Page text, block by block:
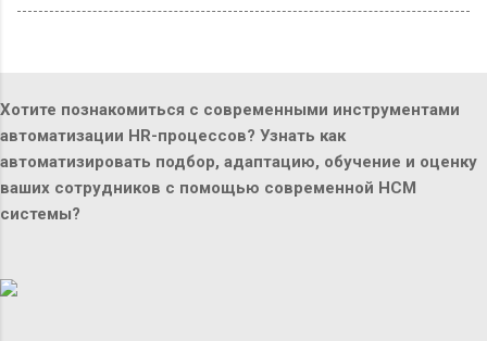
Хотите познакомиться с современными инструментами
автоматизации HR-процессов? Узнать как
автоматизировать подбор, адаптацию, обучение и оценку
ваших сотрудников с помощью современной HCM
системы?